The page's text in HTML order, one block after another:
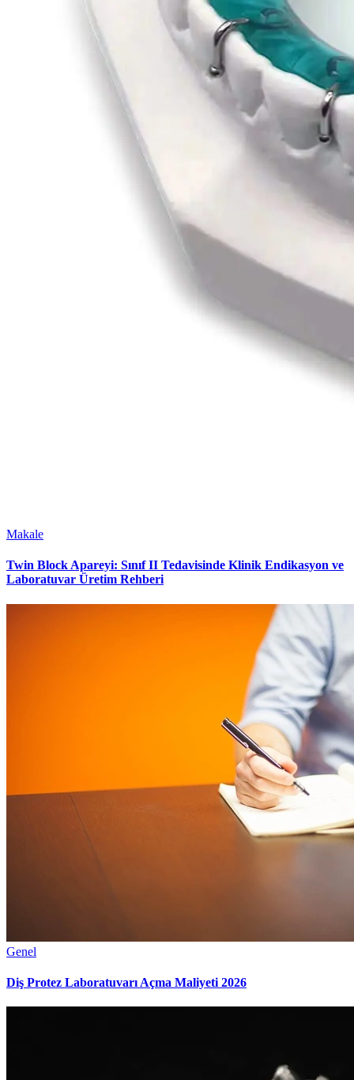
Makale
Twin Block Apareyi: Sınıf II Tedavisinde Klinik Endikasyon ve
Laboratuvar Üretim Rehberi
Genel
Diş Protez Laboratuvarı Açma Maliyeti 2026